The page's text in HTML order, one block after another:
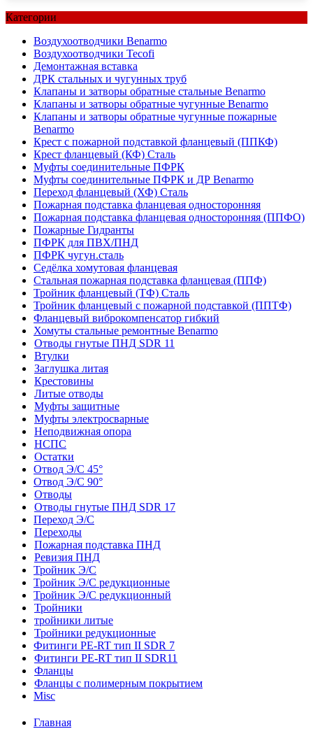
Категории
Воздухоотводчики Benarmo
Воздухоотводчики Tecofi
Демонтажная вставка
ДРК стальных и чугунных труб
Клапаны и затворы обратные стальные Benarmo
Клапаны и затворы обратные чугунные Benarmo
Клапаны и затворы обратные чугунные пожарные
Benarmo
Крест с пожарной подставкой фланцевый (ППКФ)
Крест фланцевый (КФ) Сталь
Муфты соединительные ПФРК
Муфты соединительные ПФРК и ДР Benarmo
Переход фланцевый (ХФ) Сталь
Пожарная подставка фланцевая односторонняя
Пожарная подставка фланцевая односторонняя (ППФО)
Пожарные Гидранты
ПФРК для ПВХ/ПНД
ПФРК чугун.сталь
Седёлка хомутовая фланцевая
Стальная пожарная подставка фланцевая (ППФ)
Тройник фланцевый (ТФ) Сталь
Тройник фланцевый с пожарной подставкой (ППТФ)
Фланцевый виброкомпенсатор гибкий
Хомуты стальные ремонтные Benarmo
Отводы гнутые ПНД SDR 11
Втулки
Заглушка литая
Крестовины
Литые отводы
Муфты защитные
Муфты электросварные
Неподвижная опора
НСПС
Остатки
Отвод Э/С 45°
Отвод Э/С 90°
Отводы
Отводы гнутые ПНД SDR 17
Переход Э/С
Переходы
Пожарная подставка ПНД
Ревизия ПНД
Тройник Э/С
Тройник Э/С редукционные
Тройник Э/С редукционный
Тройники
тройники литые
Тройники редукционные
Фитинги PE-RT тип II SDR 7
Фитинги PE-RT тип II SDR11
Фланцы
Фланцы с полимерным покрытием
Misc
Главная